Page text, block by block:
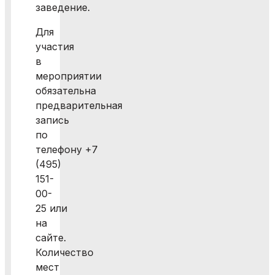
заведение.
Для
участия
в
мероприятии
обязательна
предварительная
запись
по
телефону +7
(495)
151-
00-
25 или
на
сайте.
Количество
мест